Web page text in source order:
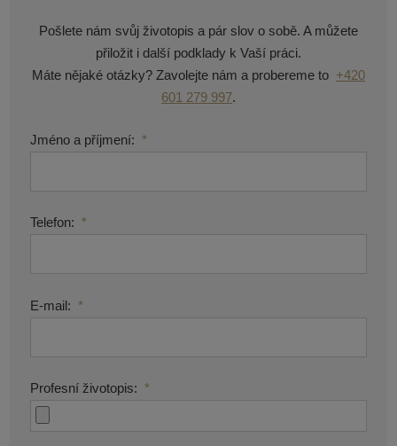
Pošlete nám svůj životopis a pár slov o sobě. A můžete
přiložit i další podklady k Vaší práci.
Máte nějaké otázky? Zavolejte nám a probereme to +420
601 279 997.
Jméno a příjmení: *
Telefon: *
E-mail: *
Profesní životopis: *